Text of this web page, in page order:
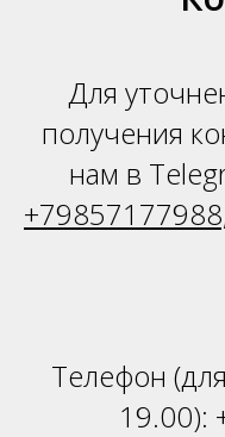
Для
получения
нам в
Телефон
19.00):